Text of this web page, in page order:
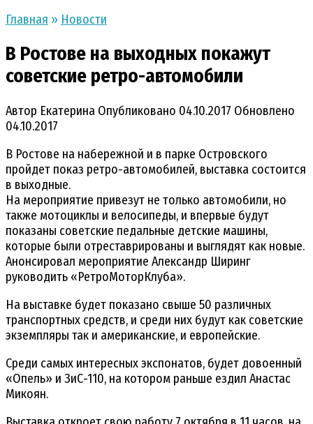
Главная » Новости
В Ростове на выходных покажут
советские ретро-автомобили
Автор Екатерина Опубликовано 04.10.2017 Обновлено
04.10.2017
В Ростове на набережной и в парке Островского
пройдет показ ретро-автомобилей, выставка состоится
в выходные.
На мероприятие привезут не только автомобили, но
также мотоциклы и велосипеды, и впервые будут
показаны советские педальные детские машины,
которые были отреставрированы и выглядят как новые.
Анонсировал мероприятие Александр Ширинг
руководить «РетроМоторКлуба».
На выставке будет показано свыше 50 различных
транспортных средств, и среди них будут как советские
экземпляры так и американские, и европейские.
Среди самых интересных экспонатов, будет довоенный
«Опель» и ЗиС-110, на котором раньше ездил Анастас
Микоян.